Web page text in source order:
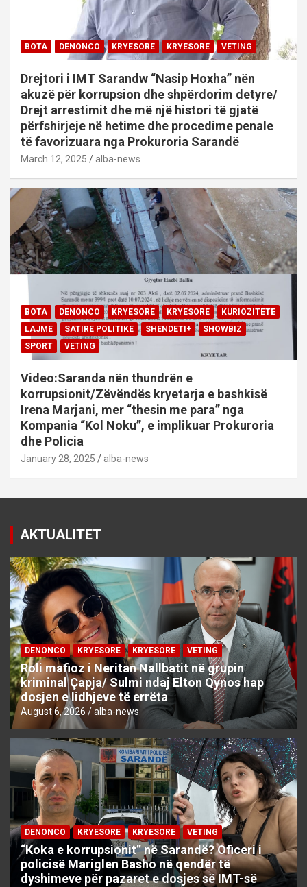
BOTA DENONCO KRYESORE KRYESORE VETING
Drejtori i IMT Sarandw “Nasip Hoxha” nën
akuzë për korrupsion dhe shpërdorim detyre/
Drejt arrestimit dhe më një histori të gjatë
përfshirjeje në hetime dhe procedime penale
të favorizuara nga Prokuroria Sarandë
March 12, 2025 alba-news
BOTA DENONCO KRYESORE KRYESORE
KURIOZITETE
LAJME
SATIRE POLITIKE SHENDETI+
SHOWBIZ
SPORT
VETING
Video:Saranda nën thundrën e
korrupsionit/Zëvëndës kryetarja e bashkisë
Irena Marjani, mer “thesin me para” nga
Kompania “Kol Noku”, e implikuar Prokuroria
dhe Policia
January 28, 2025 alba-news
AKTUALITET
DENONCO KRYESORE KRYESORE VETING
Roli mafioz i Neritan Nallbatit në grupin
kriminal Çapja/ Sulmi ndaj Elton Qynos hap
dosjen e lidhjeve të errëta
August 6, 2026 alba-news
DENONCO KRYESORE KRYESORE VETING
“Koka e korrupsionit” në Sarandë? Oficeri i
policisë Mariglen Basho në qendër të
dyshimeve për pazaret e dosjes së IMT-së